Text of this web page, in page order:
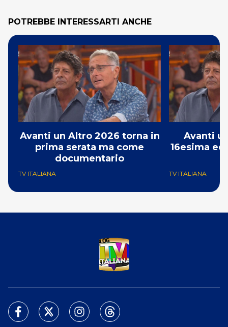
POTREBBE INTERESSARTI ANCHE
Avanti un Altro 2026 torna in
prima serata ma come
documentario
TV ITALIANA
Avanti
16esima
TV ITALIANA